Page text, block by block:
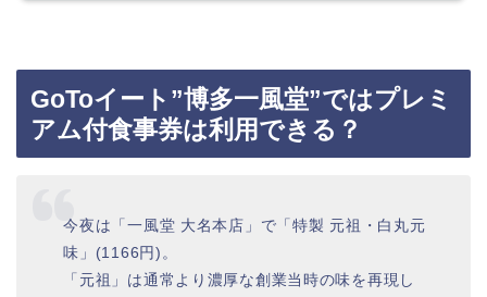
GoToイート”博多一風堂”ではプレミ
アム付食事券は利用できる？
今夜は「一風堂 大名本店」で「特製 元祖・白丸元
味」(1166円)。
「元祖」は通常より濃厚な創業当時の味を再現し